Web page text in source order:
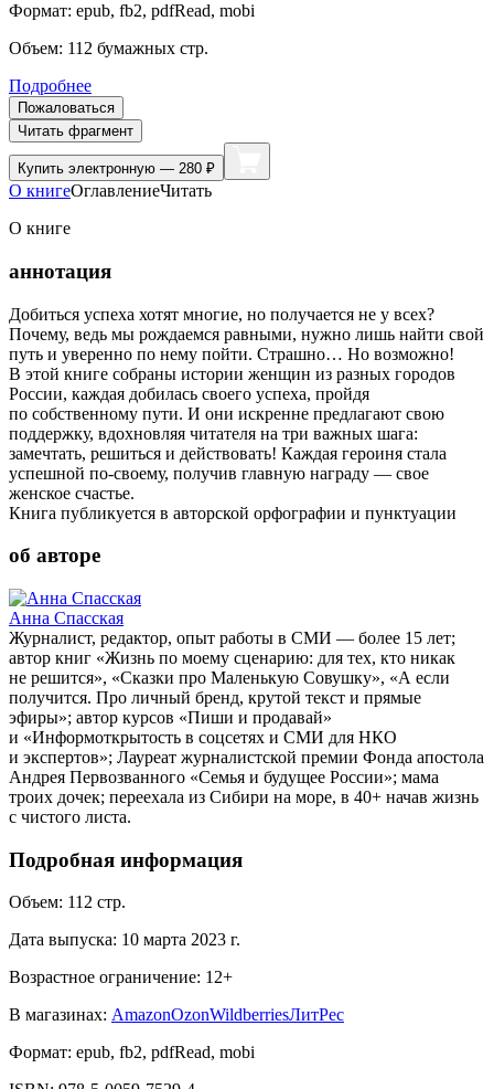
Формат: epub, fb2, pdfRead, mobi
Объем: 112 бумажных стр.
Подробнее
Пожаловаться
Читать фрагмент
Купить электронную — 280 ₽
О книгеОглавлениеЧитать
О книге
аннотация
Добиться успеха хотят многие, но получается не у всех?
Почему, ведь мы рождаемся равными, нужно лишь найти свой
путь и уверенно по нему пойти. Страшно… Но возможно!
В этой книге собраны истории женщин из разных городов
России, каждая добилась своего успеха, пройдя
по собственному пути. И они искренне предлагают свою
поддержку, вдохновляя читателя на три важных шага:
замечтать, решиться и действовать! Каждая героиня стала
успешной по-своему, получив главную награду — свое
женское счастье.
Книга публикуется в авторской орфографии и пунктуации
об авторе
Анна Спасская
Журналист, редактор, опыт работы в СМИ — более 15 лет;
автор книг «Жизнь по моему сценарию: для тех, кто никак
не решится», «Сказки про Маленькую Совушку», «А если
получится. Про личный бренд, крутой текст и прямые
эфиры»; автор курсов «Пиши и продавай»
и «Информоткрытость в соцсетях и СМИ для НКО
и экспертов»; Лауреат журналистской премии Фонда апостола
Андрея Первозванного «Семья и будущее России»; мама
троих дочек; переехала из Сибири на море, в 40+ начав жизнь
с чистого листа.
Подробная информация
Объем: 112 стр.
Дата выпуска: 10 марта 2023 г.
Возрастное ограничение: 12+
В магазинах: AmazonOzonWildberriesЛитРес
Формат: epub, fb2, pdfRead, mobi